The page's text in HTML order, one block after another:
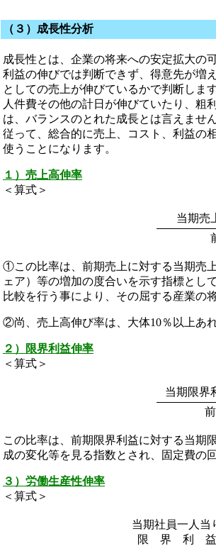
（３）成長性分析
成長性とは、企業の将来への安定拡大の
利益の伸びでは判断できず、得意先が増
としての売上が伸びているかで判断しま
人件費その他の計日が伸びていたり、粗
は、バランスのとれた成長とは言えませ
従って、総合的に売上、コスト、利益の
使うことになります。
１）売上高伸率
＜算式＞
当期売
①この比率は、前期売上に対する当期売
ェア）等の増加の度合いを示す指標とし
比較を行う事により、その屈する産業の
②尚、売上高伸び率は、大体10％以上あ
２）限界利益伸率
＜算式＞
当期限界
この比率は、前期限界利益に対する当期
成の変化等を見る指数とされ、固定費の
３）労働生産性伸率
＜算式＞
当期社員一人当
限 界 利 益